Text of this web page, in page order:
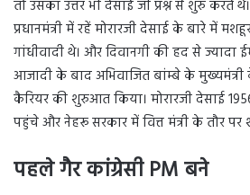
तो उसका उत्तर भी देसाई जी प्रश्न से शुरु करते
प्रधानमंत्री में रहें मोरारजी देसाई के बारे में
गांधीवादी थे। और दिवानगी की हद से ज्यादा
आजादी के बाद अभिवाजित बांम्बे के मुख्यमंत्री
कैरियर की शुरुआत किया। मोरारजी देसाई
पहुंचे और नेहरू सरकार में वित्त मंत्री के तौर पर
पहले गैर कांग्रेसी PMबने